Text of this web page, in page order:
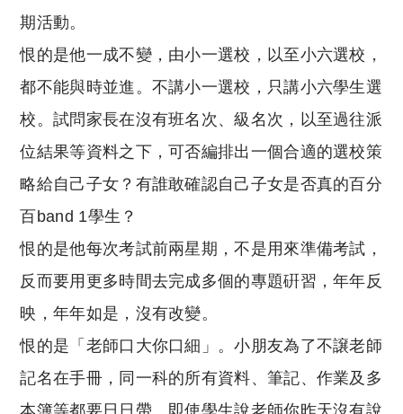
期活動。
恨的是他一成不變，由小一選校，以至小六選校，
都不能與時並進。不講小一選校，只講小六學生選
校。試問家長在沒有班名次、級名次，以至過往派
位結果等資料之下，可否編排出一個合適的選校策
略給自己子女？有誰敢確認自己子女是否真的百分
百band 1學生？
恨的是他每次考試前兩星期，不是用來準備考試，
反而要用更多時間去完成多個的專題硏習，年年反
映，年年如是，沒有改變。
恨的是「老師口大你口細」。小朋友為了不譲老師
記名在手冊，同一科的所有資料、筆記、作業及多
本簿等都要日日帶。即使學生說老師你昨天沒有說